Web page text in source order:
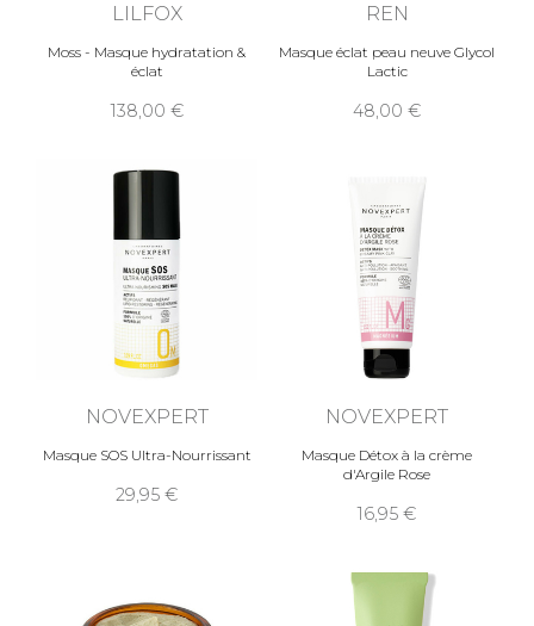
LILFOX
Moss - Masque hydratation &
éclat
138,00
REN
Masque éclat peau neuve Glycol
Lactic
48,00
NOVEXPERT
Masque SOS Ultra-Nourrissant
29,95
NOVEXPERT
Masque Détox à la crème
d'Argile Rose
16,95